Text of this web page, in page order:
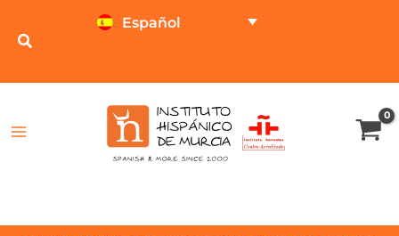
Español